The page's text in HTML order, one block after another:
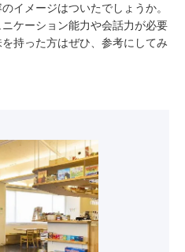
イメージはついたでしょうか。
ケーション能力や会話力が必要
持った方はぜひ、参考にしてみ